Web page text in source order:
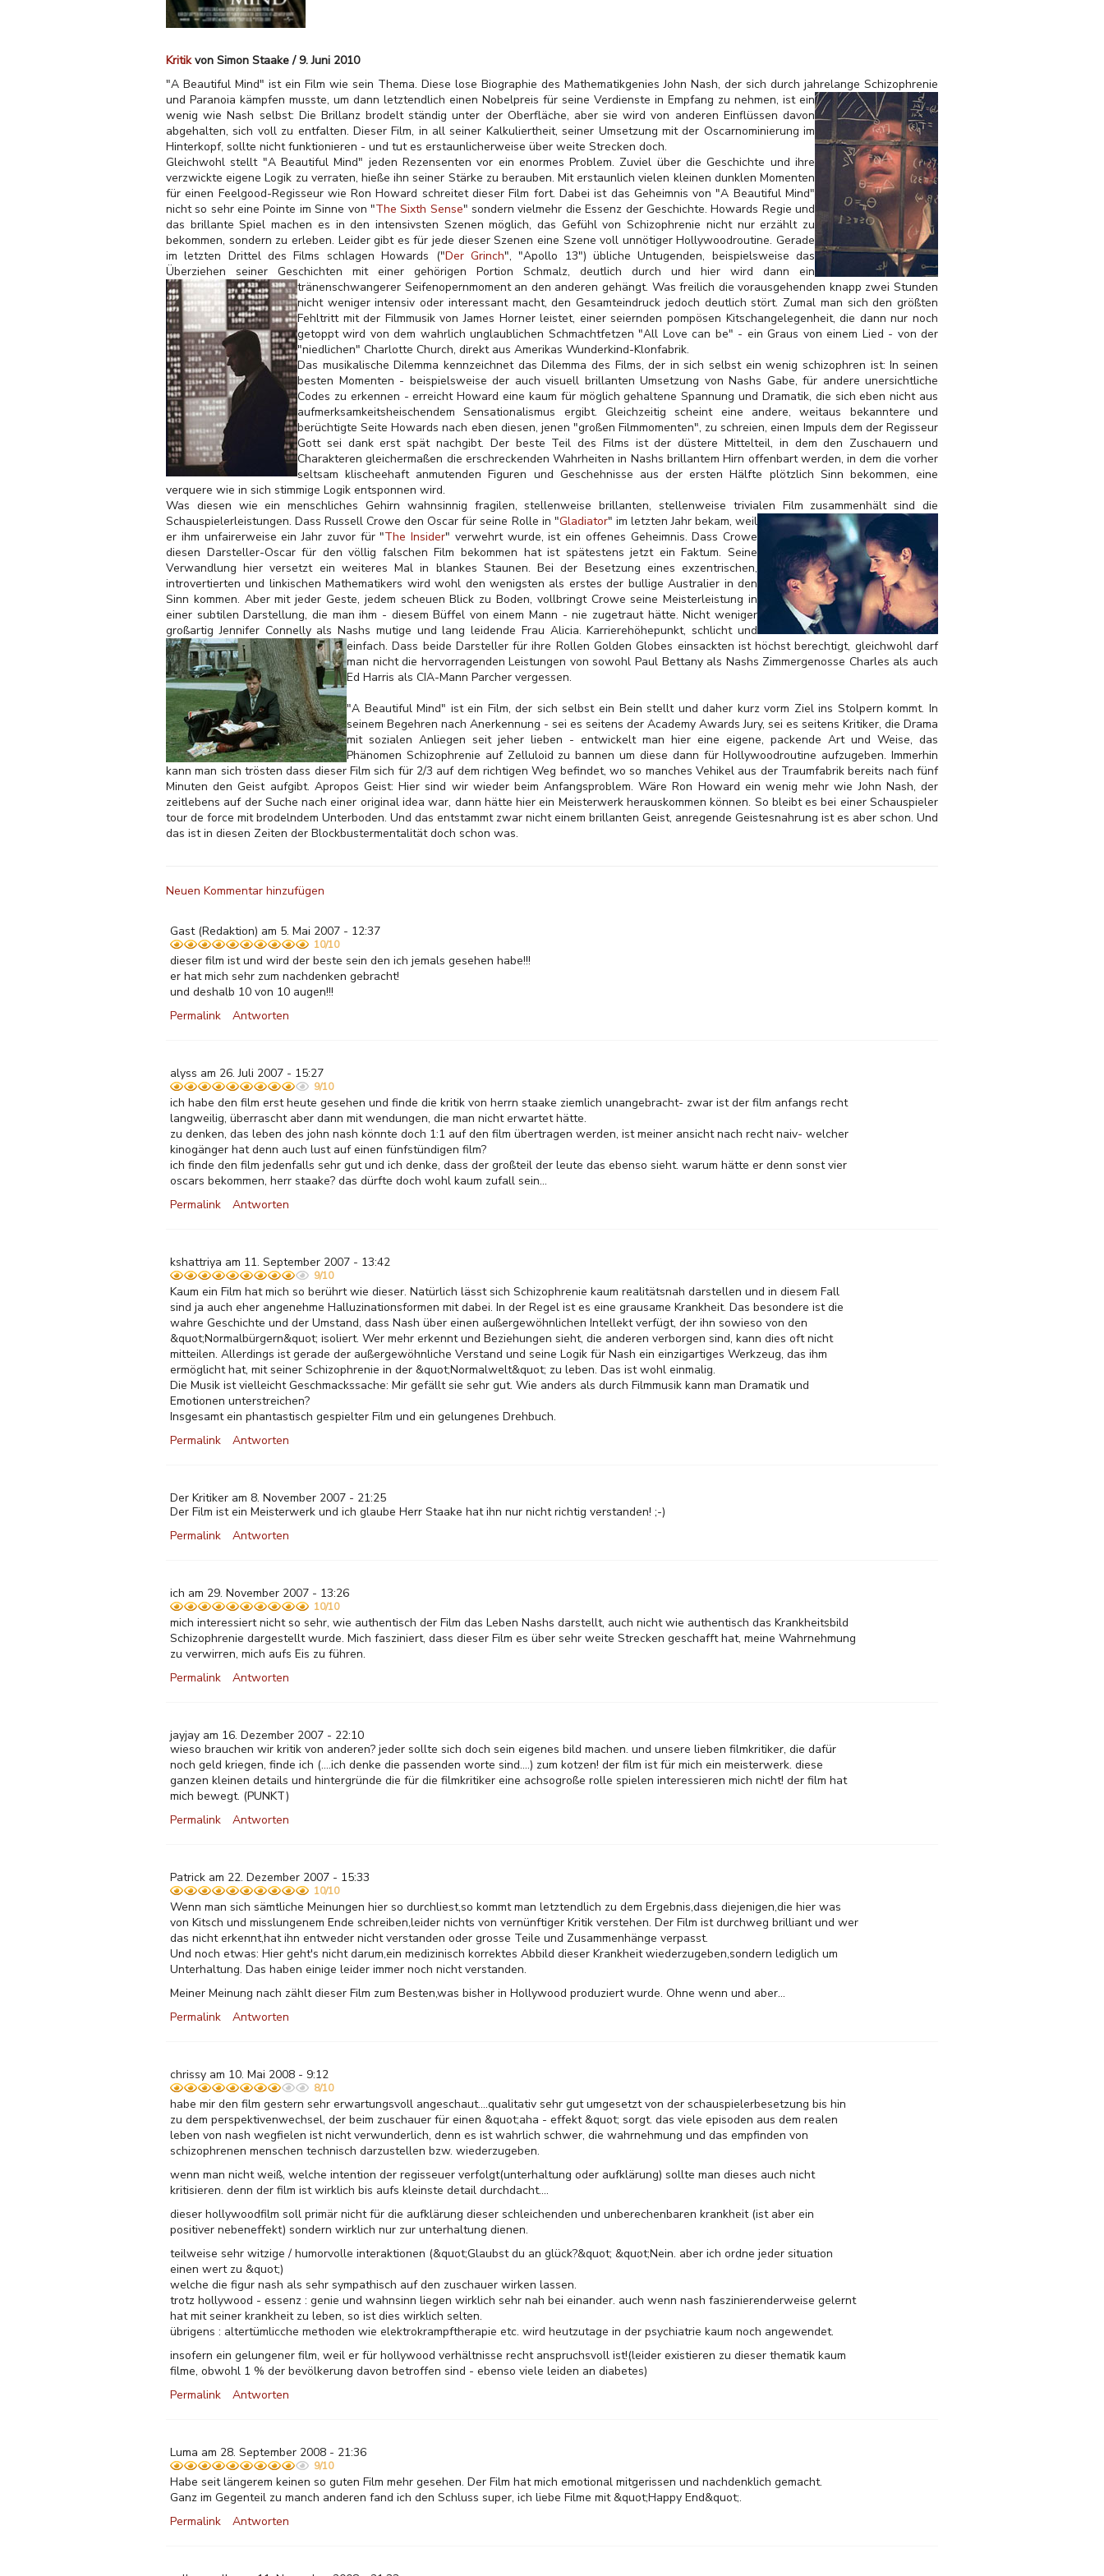
Kritikvon Simon Staake / 9. Juni 2010
"A Beautiful Mind" ist ein Film wie sein Thema. Diese lose Biographie des Mathematikgenies John Nash, der sich durch jahrelange Schizophrenie
und Paranoia kämpfen musste, um dann letztendlich einen Nobelpreis für seine Verdienste in Empfang zu nehmen, ist ein
wenig wie Nash selbst: Die Brillanz brodelt ständig unter der Oberfläche, aber sie wird von anderen Einflüssen davon
abgehalten, sich voll zu entfalten. Dieser Film, in all seiner Kalkuliertheit, seiner Umsetzung mit der Oscarnominierung im
Hinterkopf, sollte nicht funktionieren - und tut es erstaunlicherweise über weite Strecken doch.
Gleichwohl stellt "A Beautiful Mind" jeden Rezensenten vor ein enormes Problem. Zuviel über die Geschichte und ihre
verzwickte eigene Logik zu verraten, hieße ihn seiner Stärke zu berauben. Mit erstaunlich vielen kleinen dunklen Momenten
für einen Feelgood-Regisseur wie Ron Howard schreitet dieser Film fort. Dabei ist das Geheimnis von "A Beautiful Mind"
nicht so sehr eine Pointe im Sinne von "The Sixth Sense" sondern vielmehr die Essenz der Geschichte. Howards Regie und
das brillante Spiel machen es in den intensivsten Szenen möglich, das Gefühl von Schizophrenie nicht nur erzählt zu
bekommen, sondern zu erleben. Leider gibt es für jede dieser Szenen eine Szene voll unnötiger Hollywoodroutine. Gerade
im letzten Drittel des Films schlagen Howards ("Der Grinch", "Apollo 13") übliche Untugenden, beispielsweise das
Überziehen seiner Geschichten mit einer gehörigen Portion Schmalz, deutlich durch und hier wird dann ein
tränenschwangerer Seifenopernmoment an den anderen gehängt. Was freilich dievorausgehenden knapp zwei Stunden
nicht weniger intensiv oder interessant macht, den Gesamteindruck jedoch deutlich stört. Zumal man sich den größten
Fehltritt mit der Filmmusik von James Horner leistet, einer seiernden pompösen Kitschangelegenheit, die dann nur noch
getoppt wird von dem wahrlich unglaublichen Schmachtfetzen "All Love can be" - ein Graus von einem Lied - von der
"niedlichen" Charlotte Church, direkt aus Amerikas Wunderkind-Klonfabrik.
Das musikalische Dilemma kennzeichnet das Dilemma des Films, der in sich selbst ein wenig schizophren ist: In seinen
besten Momenten - beispielsweise der auch visuell brillanten Umsetzung von Nashs Gabe, für andere unersichtliche
Codes zu erkennen - erreicht Howard eine kaum für möglich gehaltene Spannung und Dramatik, die sich eben nicht aus
aufmerksamkeitsheischendem Sensationalismus ergibt. Gleichzeitig scheint eine andere, weitaus bekanntere und
berüchtigte Seite Howards nach eben diesen, jenen "großen Filmmomenten", zu schreien, einen Impuls dem der Regisseur
Gott sei dank erst spät nachgibt. Der beste Teil des Films ist der düstere Mittelteil, in dem den Zuschauern und
Charakteren gleichermaßen die erschreckenden Wahrheiten in Nashs brillantem Hirn offenbart werden, in dem die vorher
seltsam klischeehaft anmutenden Figuren und Geschehnisse aus der ersten Hälfte plötzlich Sinn bekommen, eine
verquere wie in sich stimmige Logik entsponnen wird.
Was diesen wie ein menschliches Gehirn wahnsinnig fragilen, stellenweise brillanten, stellenweise trivialen Film zusammenhält sind die
Schauspielerleistungen. Dass Russell Crowe den Oscar für seine Rolle in "Gladiator" im letzten Jahr bekam, weil
er ihm unfairerweise ein Jahr zuvor für "The Insider" verwehrt wurde, ist ein offenes Geheimnis. Dass Crowe
diesen Darsteller-Oscar für den völlig falschen Film bekommen hat ist spätestens jetzt ein Faktum. Seine
Verwandlung hier versetzt ein weiteres Mal in blankes Staunen. Bei der Besetzung eines exzentrischen,
introvertierten und linkischen Mathematikers wird wohl den wenigsten als erstes der bullige Australier in den
Sinn kommen. Aber mit jeder Geste, jedem scheuen Blick zu Boden, vollbringt Crowe seine Meisterleistung in
einer subtilen Darstellung, die man ihm - diesem Büffel von einem Mann - nie zugetraut hätte. Nicht weniger
großartig Jennifer Connelly als Nashs mutige und lang leidende Frau Alicia. Karrierehöhepunkt, schlicht und
einfach. Dass beide Darsteller für ihre Rollen Golden Globes einsackten ist höchst berechtigt, gleichwohl darf
man nicht die hervorragenden Leistungen von sowohl Paul Bettany als Nashs Zimmergenosse Charles als auch
Ed Harris als CIA-Mann Parcher vergessen.
"A Beautiful Mind" ist ein Film, der sich selbst ein Bein stellt und daher kurz vorm Ziel ins Stolpern kommt. In
seinem Begehren nach Anerkennung - sei es seitens der Academy Awards Jury, sei es seitens Kritiker, die Drama
mit sozialen Anliegen seit jeher lieben - entwickelt man hier eine eigene, packende Art und Weise, das
Phänomen Schizophrenie auf Zelluloid zu bannen um diese dann für Hollywoodroutine aufzugeben. Immerhin
kann man sich trösten dass dieser Film sich für 2/3 auf dem richtigen Weg befindet, wo so manches Vehikel aus der Traumfabrik bereits nach fünf
Minuten den Geist aufgibt. Apropos Geist: Hier sind wir wieder beim Anfangsproblem. Wäre Ron Howard ein wenig mehr wie John Nash, der
zeitlebens auf der Suche nach einer original idea war, dann hätte hier ein Meisterwerk herauskommen können. So bleibt es bei einer Schauspieler
tour de force mit brodelndem Unterboden. Und das entstammt zwar nicht einem brillanten Geist, anregende Geistesnahrung ist es aber schon. Und
das ist in diesen Zeiten der Blockbustermentalität doch schon was.
Neuen Kommentar hinzufügen
Gast (Redaktion) am 5. Mai 2007 - 12:37
10/10
dieser film ist und wird der beste sein den ich jemals gesehen habe!!!
er hat mich sehr zum nachdenken gebracht!
und deshalb 10 von 10 augen!!!
Permalink
Antworten
alyss am 26. Juli 2007 - 15:27
9/10
ich habe den film erst heute gesehen und finde die kritik von herrn staake ziemlich unangebracht- zwar ist der film anfangs recht
langweilig, überrascht aber dann mit wendungen, die man nicht erwartet hätte.
zu denken, das leben des john nash könnte doch 1:1 auf den film übertragen werden, ist meiner ansicht nach recht naiv- welcher
kinogänger hat denn auch lust auf einen fünfstündigen film?
ich finde den film jedenfalls sehr gut und ich denke, dass der großteil der leute das ebenso sieht. warum hätte er denn sonst vier
oscars bekommen, herr staake? das dürfte doch wohl kaum zufall sein...
Permalink
Antworten
kshattriya am 11. September 2007 - 13:42
9/10
Kaum ein Film hat mich so berührt wie dieser. Natürlich lässt sich Schizophrenie kaum realitätsnah darstellen und in diesem Fall
sind ja auch eher angenehme Halluzinationsformen mit dabei. In der Regel ist es eine grausame Krankheit. Das besondere ist die
wahre Geschichte und der Umstand, dass Nash über einen außergewöhnlichen Intellekt verfügt, der ihn sowieso von den
&quot;Normalbürgern&quot; isoliert. Wer mehr erkennt und Beziehungen sieht, die anderen verborgen sind, kann dies oft nicht
mitteilen. Allerdings ist gerade der außergewöhnliche Verstand und seine Logik für Nash ein einzigartiges Werkzeug, das ihm
ermöglicht hat, mit seiner Schizophrenie in der &quot;Normalwelt&quot; zu leben. Das ist wohl einmalig.
Die Musik ist vielleicht Geschmackssache: Mir gefällt sie sehr gut. Wie anders als durch Filmmusik kann man Dramatik und
Emotionen unterstreichen?
Insgesamt ein phantastisch gespielter Film und ein gelungenes Drehbuch.
Permalink
Antworten
Der Kritiker am 8. November 2007 - 21:25
Der Film ist ein Meisterwerk und ich glaube Herr Staake hat ihn nur nicht richtig verstanden! ;-)
Permalink
Antworten
ich am 29. November 2007 - 13:26
10/10
mich interessiert nicht so sehr, wie authentisch der Film das Leben Nashs darstellt, auch nicht wie authentisch das Krankheitsbild
Schizophrenie dargestellt wurde. Mich fasziniert, dass dieser Film es über sehr weite Strecken geschafft hat, meine Wahrnehmung
zu verwirren, mich aufs Eis zu führen.
Permalink
Antworten
jayjay am 16. Dezember 2007 - 22:10
wieso brauchen wir kritik von anderen? jeder sollte sich doch sein eigenes bild machen. und unsere lieben filmkritiker, die dafür
noch geld kriegen, finde ich (....ich denke die passenden worte sind....) zum kotzen! der film ist für mich ein meisterwerk. diese
ganzen kleinen details und hintergründe die für die filmkritiker eine achsogroße rolle spielen interessieren mich nicht! der film hat
mich bewegt. (PUNKT)
Permalink
Antworten
Patrick am 22. Dezember 2007 - 15:33
10/10
Wenn man sich sämtliche Meinungen hier so durchliest,so kommt man letztendlich zu dem Ergebnis,dass diejenigen,die hier was
von Kitsch und misslungenem Ende schreiben,leider nichts von vernünftiger Kritik verstehen. Der Film ist durchweg brilliant und wer
das nicht erkennt,hat ihn entweder nicht verstanden oder grosse Teile und Zusammenhänge verpasst.
Und noch etwas: Hier geht's nicht darum,ein medizinisch korrektes Abbild dieser Krankheit wiederzugeben,sondern lediglich um
Unterhaltung. Das haben einige leider immer noch nicht verstanden.
Meiner Meinung nach zählt dieser Film zum Besten,was bisher in Hollywood produziert wurde. Ohne wenn und aber...
Permalink
Antworten
chrissy am 10. Mai 2008 - 9:12
8/10
habe mir den film gestern sehr erwartungsvoll angeschaut....qualitativ sehr gut umgesetzt von der schauspielerbesetzung bis hin
zu dem perspektivenwechsel, der beim zuschauer für einen &quot;aha - effekt &quot; sorgt. das viele episoden aus dem realen
leben von nash wegfielen ist nicht verwunderlich, denn es ist wahrlich schwer, die wahrnehmung und das empfinden von
schizophrenen menschen technisch darzustellen bzw. wiederzugeben.
wenn man nicht weiß, welche intention der regisseuer verfolgt(unterhaltung oder aufklärung) sollte man dieses auch nicht
kritisieren. denn der film ist wirklich bis aufs kleinste detail durchdacht....
dieser hollywoodfilm soll primär nicht für die aufklärung dieser schleichenden und unberechenbaren krankheit (ist aber ein
positiver nebeneffekt) sondern wirklich nur zur unterhaltung dienen.
teilweise sehr witzige / humorvolle interaktionen (&quot;Glaubst du an glück?&quot; &quot;Nein. aber ich ordne jeder situation
einen wert zu &quot;)
welche die figur nash als sehr sympathisch auf den zuschauer wirken lassen.
trotz hollywood - essenz : genie und wahnsinn liegen wirklich sehr nah bei einander. auch wenn nash faszinierenderweise gelernt
hat mit seiner krankheit zu leben, so ist dies wirklich selten.
übrigens : altertümlicche methoden wie elektrokrampftherapie etc. wird heutzutage in der psychiatrie kaum noch angewendet.
insofern ein gelungener film, weil er für hollywood verhältnisse recht anspruchsvoll ist!(leider existieren zu dieser thematik kaum
filme, obwohl 1 % der bevölkerung davon betroffen sind - ebenso viele leiden an diabetes)
Permalink
Antworten
Luma am 28. September 2008 - 21:36
9/10
Habe seit längerem keinen so guten Film mehr gesehen. Der Film hat mich emotional mitgerissen und nachdenklich gemacht.
Ganz im Gegenteil zu manch anderen fand ich den Schluss super, ich liebe Filme mit &quot;Happy End&quot;.
Permalink
Antworten